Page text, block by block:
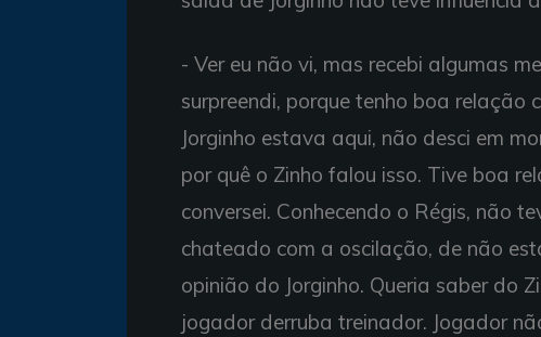
- Ver eu não vi, mas recebi algumas
surpreendi, porque tenho boa relação
Jorginho estava aqui, não desci em
por quê o Zinho falou isso. Tive boa
conversei. Conhecendo o Régis, não
chateado com a oscilação, de não
opinião do Jorginho. Queria saber do
jogador derruba treinador. Jogador